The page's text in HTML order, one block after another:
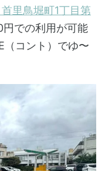
里鳥堀町1丁目第
での利用が可能
（コント）でゆ〜